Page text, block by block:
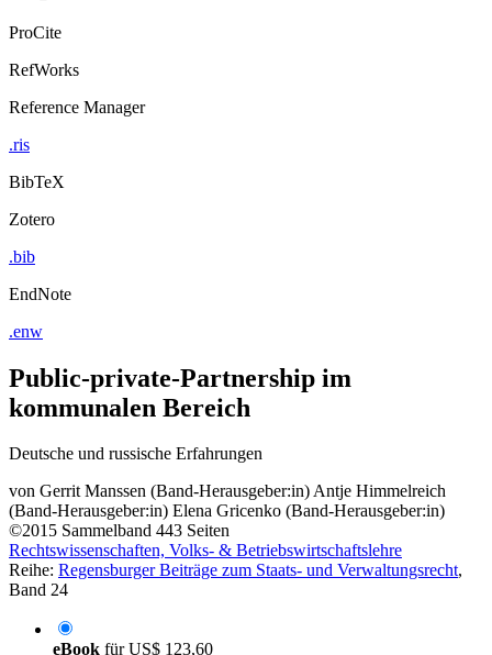
ProCite
RefWorks
Reference Manager
.ris
BibTeX
Zotero
.bib
EndNote
.enw
Public-private-Partnership im
kommunalen Bereich
Deutsche und russische Erfahrungen
von Gerrit Manssen (Band-Herausgeber:in)Antje Himmelreich
(Band-Herausgeber:in) Elena Gricenko (Band-Herausgeber:in)
©2015 Sammelband 443 Seiten
Rechtswissenschaften, Volks- & Betriebswirtschaftslehre
Reihe: Regensburger Beiträge zum Staats- und Verwaltungsrecht,
Band 24
eBook fürUS$ 123,60